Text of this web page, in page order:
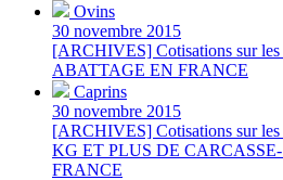
Ovins
30 novembre 2015
[ARCHIVES] Cotisations sur
ABATTAGE EN FRANCE
Caprins
30 novembre 2015
[ARCHIVES] Cotisations sur
KG ET PLUS DE
FRANCE